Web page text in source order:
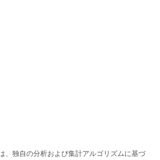
、独自の分析および集計アルゴリズムに基づ